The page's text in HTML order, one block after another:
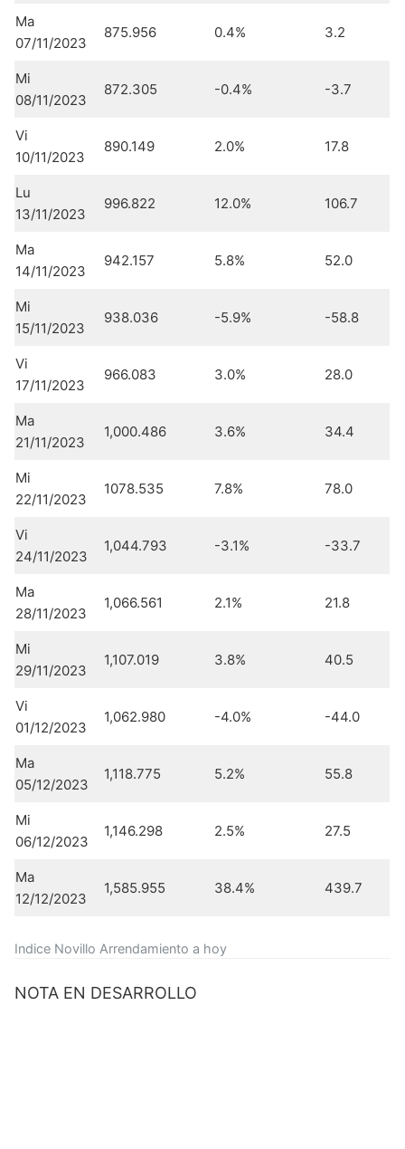
Ma
07/11/2023
875.956 0.4% 3.2
Mi
08/11/2023
872.305 -0.4% -3.7
Vi
10/11/2023
890.149 2.0% 17.8
Lu
13/11/2023
996.822 12.0% 106.7
Ma
14/11/2023
942.157 5.8% 52.0
Mi
15/11/2023
938.036 -5.9% -58.8
Vi
17/11/2023
966.083 3.0% 28.0
Ma
21/11/2023
1,000.486 3.6% 34.4
Mi
22/11/2023
1078.535 7.8% 78.0
Vi
24/11/2023
1,044.793 -3.1% -33.7
Ma
28/11/2023
1,066.561 2.1% 21.8
Mi
29/11/2023
1,107.019 3.8% 40.5
Vi
01/12/2023
1,062.980 -4.0% -44.0
Ma
05/12/2023
1,118.775 5.2% 55.8
Mi
06/12/2023
1,146.298 2.5% 27.5
Ma
12/12/2023
1,585.955 38.4% 439.7
Indice Novillo Arrendamiento a hoy
NOTA EN DESARROLLO